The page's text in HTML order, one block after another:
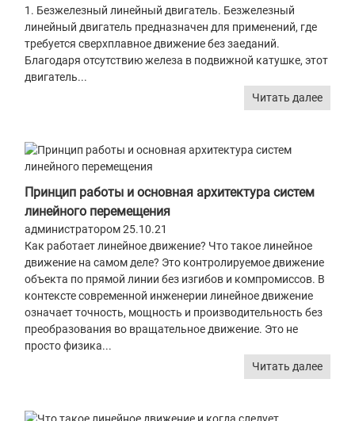
1. Безжелезный линейный двигатель. Безжелезный
линейный двигатель предназначен для применений, где
требуется сверхплавное движение без заеданий.
Благодаря отсутствию железа в подвижной катушке, этот
двигатель...
Читать далее
Принцип работы и основная архитектура систем
линейного перемещения
администратором 25.10.21
Как работает линейное движение? Что такое линейное
движение на самом деле? Это контролируемое движение
объекта по прямой линии без изгибов и компромиссов. В
контексте современной инженерии линейное движение
означает точность, мощность и производительность без
преобразования во вращательное движение. Это не
просто физика...
Читать далее